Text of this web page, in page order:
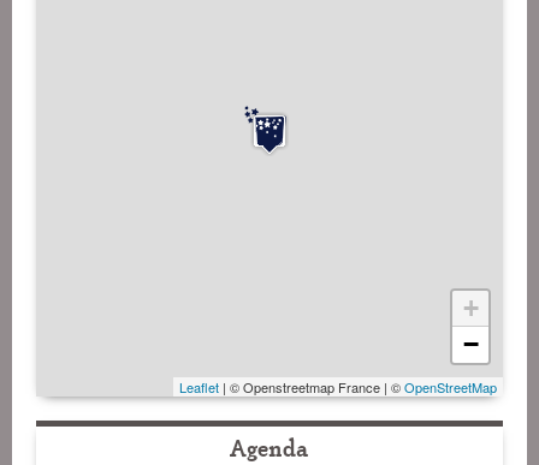
+
−
Leaflet | © Openstreetmap France | ©OpenStreetMap
Agenda